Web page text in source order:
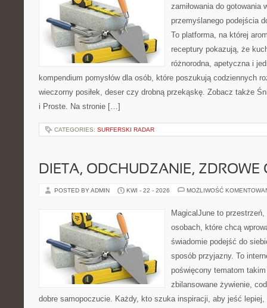
zamiłowania do gotowania
przemyślanego podejścia
To platforma, na której
receptury pokazują, że
różnorodna, apetyczna i
kompendium pomysłów dla osób, które poszukują codziennych
wieczorny posiłek, deser czy drobną przekąskę. Zobacz także
i Proste. Na stronie […]
CATEGORIES: SURFERSKI RADAR
DIETA, ODCHUDZANIE, ZDROWE
POSTED BY ADMIN KWI - 22 - 2026 MOŻLIWOŚĆ
MagicalJune to
osobach, które chcą
świadomie podejść do
sposób przyjazny. To
poświęcony tematom
zbilansowane żywienie,
dobre samopoczucie. Każdy, kto szuka inspiracji, aby jeść